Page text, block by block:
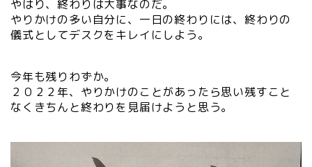
やはり、終わりは大事なのだ。
やりかけの多い自分に、一日の終わりには、終わりの
儀式としてデスクをキレイにしよう。
今年も残りわずか。
２０２２年、やりかけのことがあったら思い残すこと
なくきちんと終わりを見届けようと思う。